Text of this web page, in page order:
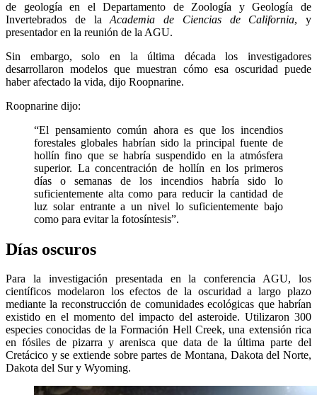
de geología en el Departamento de Zoología y Geología de
Invertebrados de laAcademia de Ciencias de California, y
presentador en la reunión de la AGU.
Sin embargo, solo en la última década los investigadores
desarrollaron modelos que muestran cómo esa oscuridad puede
haber afectado la vida, dijo Roopnarine.
Roopnarine dijo:
“El pensamiento común ahora es que los incendios
forestales globales habrían sido la principal fuente de
hollín fino que se habría suspendido en la atmósfera
superior. La concentración de hollín en los primeros
días o semanas de los incendios habría sido lo
suficientemente alta como para reducir la cantidad de
luz solar entrante a un nivel lo suficientemente bajo
como para evitar la fotosíntesis”.
Días oscuros
Para la investigación presentada en la conferencia AGU, los
científicos modelaron los efectos de la oscuridad a largo plazo
mediante la reconstrucción de comunidades ecológicas que habrían
existido en el momento del impacto del asteroide. Utilizaron 300
especies conocidas de la Formación Hell Creek, una extensión rica
en fósiles de pizarra y arenisca que data de la última parte del
Cretácico y se extiende sobre partes de Montana, Dakota del Norte,
Dakota del Sur y Wyoming.